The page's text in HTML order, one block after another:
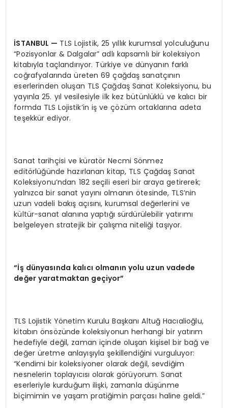
İSTANBUL — TLS Lojistik, 25 yıllık kurumsal yolculuğunu
“Pozisyonlar & Dalgalar” adlı kapsamlı bir koleksiyon
kitabıyla taçlandırıyor. Türkiye ve dünyanın farklı
coğrafyalarında üreten 69 çağdaş sanatçının
eserlerinden oluşan TLS Çağdaş Sanat Koleksiyonu, bu
yayınla 25. yıl vesilesiyle ilk kez bütünlüklü ve kalıcı bir
formda TLS Lojistik’in iş ve çözüm ortaklarına adeta
teşekkür ediyor.
Sanat tarihçisi ve küratör Necmi Sönmez
editörlüğünde hazırlanan kitap, TLS Çağdaş Sanat
Koleksiyonu’ndan 182 seçili eseri bir araya getirerek;
yalnızca bir sanat yayını olmanın ötesinde, TLS’nin
uzun vadeli bakış açısını, kurumsal değerlerini ve
kültür-sanat alanına yaptığı sürdürülebilir yatırımı
belgeleyen stratejik bir çalışma niteliği taşıyor.
“İş dünyasında kalıcı olmanın yolu uzun vadede
değer yaratmaktan geçiyor”
TLS Lojistik Yönetim Kurulu Başkanı Altuğ Hacıalioğlu,
kitabın önsözünde koleksiyonun herhangi bir yatırım
hedefiyle değil, zaman içinde oluşan kişisel bir bağ ve
değer üretme anlayışıyla şekillendiğini vurguluyor:
“Kendimi bir koleksiyoner olarak değil, sevdiğim
nesnelerin toplayıcısı olarak görüyorum. Sanat
eserleriyle kurduğum ilişki, zamanla düşünme
biçimimin ve yaşam pratiğimin parçası haline geldi.”